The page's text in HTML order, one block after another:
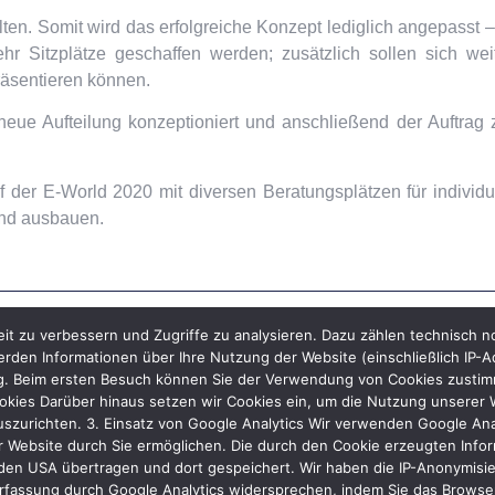
Somit wird das erfolgreiche Konzept lediglich angepasst
Sitzplätze geschaffen werden; zusätzlich sollen sich
können.
Aufteilung konzeptioniert und anschließend der Auftrag
E-World 2020 mit diversen Beratungsplätzen für
ausbauen.
zu verbessern und Zugriffe zu analysieren. Dazu zählen technisch
Informationen über Ihre Nutzung der Website (einschließlich
ersten Besuch können Sie der Verwendung von Cookies
Darüber hinaus setzen wir Cookies ein, um die Nutzung
3. Einsatz von Google Analytics Wir verwenden Google
durch Sie ermöglichen. Die durch den Cookie erzeugten
USA übertragen und dort gespeichert. Wir haben die IP-
durch Google Analytics widersprechen, indem Sie das